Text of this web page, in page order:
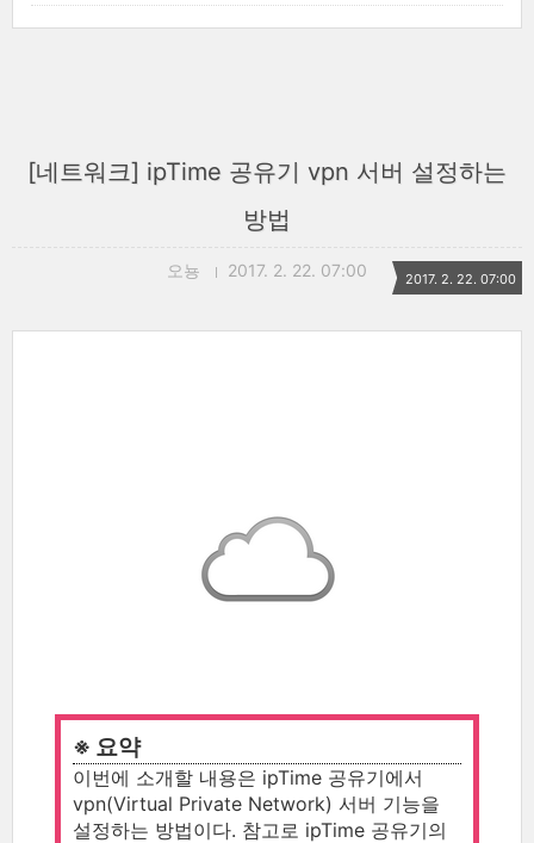
[네트워크] ipTime 공유기 vpn 서버 설정하는
방법
오뇽 2017. 2. 22. 07:00 2017. 2. 22. 07:00
※ 요약
이번에 소개할 내용은 ipTime 공유기에서
vpn(Virtual Private Network) 서버 기능을
설정하는 방법이다. 참고로 ipTime 공유기의